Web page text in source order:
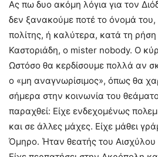
Ας πω δυο ακόμη λόγια για τον
δεν ξανακούμε ποτέ το όνομά
πολίτης, ή καλύτερα, κατά τη
Καστοριάδη, ο mister nobody. Ο
Ωστόσο θα κερδίσουμε πολλά αν
ο «μη αναγνωρίσιμος», όπως θα
σήμερα στην κοινωνία του
παραχθεί: Είχε ενδεχομένως
και σε άλλες μάχες. Είχε μάθει
Όμηρο. Ήταν θεατής του Αισχύλου